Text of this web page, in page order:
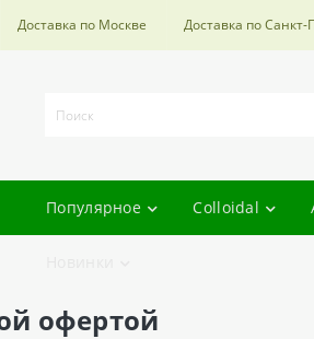
Доставка по Москве Доставка по Санкт-
Популярное Colloidal
офертой